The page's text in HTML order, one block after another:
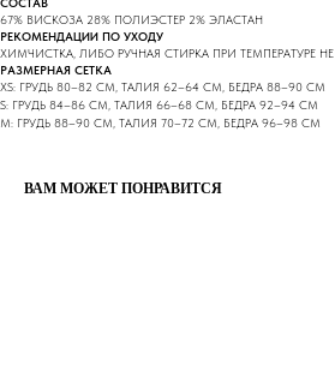
67% ВИСКОЗА 28% ПОЛИЭСТЕР 2% ЭЛАСТАН
РЕКОМЕНДАЦИИ ПО УХОДУ
ХИМЧИСТКА, ЛИБО РУЧНАЯ СТИРКА ПРИ ТЕМПЕРАТУРЕ
РАЗМЕРНАЯ СЕТКА
XS: ГРУДЬ 80–82 СМ, ТАЛИЯ 62–64 СМ, БЕДРА 88–90 СМ
S: ГРУДЬ 84–86 СМ, ТАЛИЯ 66–68 СМ, БЕДРА 92–94 СМ
M: ГРУДЬ 88–90 СМ, ТАЛИЯ 70–72 СМ, БЕДРА 96–98 СМ
ВАМ МОЖЕТ ПОНРАВИТСЯ